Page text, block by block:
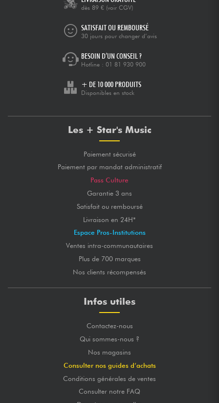
dès 89 € (voir CGV)
SATISFAIT OU REMBOURSÉ
30 jours pour changer d’avis
BESOIN D’UN CONSEIL ?
Hotline : 01 81 930 900
+ DE 10 000 PRODUITS
Disponibles en stock
Les + Star's Music
Paiement sécurisé
Paiement par mandat administratif
Pass Culture
Garantie 3 ans
Satisfait ou remboursé
Livraison en 24H*
Espace Pros-Institutions
Ventes intra-communautaires
Plus de 700 marques
Nos clients récompensés
Infos utiles
Contactez-nous
Qui sommes-nous ?
Nos magasins
Consulter nos guides d’achats
Conditions générales de ventes
Consulter notre FAQ